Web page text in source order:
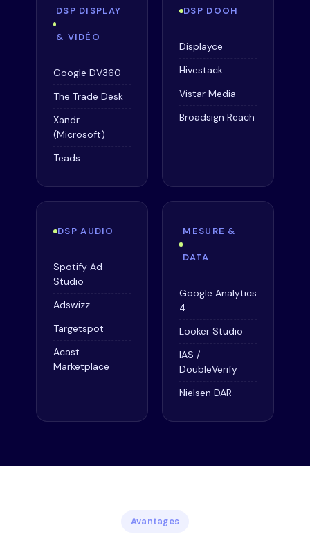
DSP DISPLAY
& VIDÉO
Google DV360
The Trade Desk
Xandr
(Microsoft)
Teads
DSP DOOH
Displayce
Hivestack
Vistar Media
Broadsign Reach
DSP AUDIO
Spotify Ad
Studio
Adswizz
Targetspot
Acast
Marketplace
MESURE &
DATA
Google Analytics
4
Looker Studio
IAS /
DoubleVerify
Nielsen DAR
Avantages